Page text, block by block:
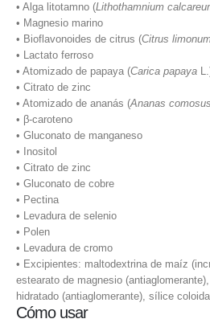
• Alga litotamno (Lithothamnium
• Magnesio marino
• Bioflavonoides de citrus (Citrus limonum
• Lactato ferroso
• Atomizado de papaya (Carica papaya
• Citrato de zinc
• Atomizado de ananás (Ananas comosus
• β-caroteno
• Gluconato de manganeso
• Inositol
• Citrato de zinc
• Gluconato de cobre
• Pectina
• Levadura de selenio
• Polen
• Levadura de cromo
• Excipientes: maltodextrina de maíz
estearato de magnesio
hidratado (antiaglomerante), sílice
Cómo usar